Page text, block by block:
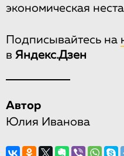
экономическая
Подписывайтесь на
в Яндекс.Дзен
Автор
Юлия Иванова